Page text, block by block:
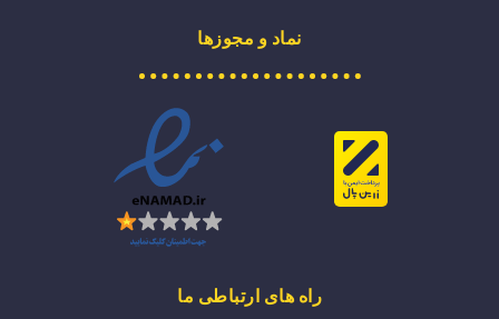
نماد و مجوزها
راه های ارتباطی ما